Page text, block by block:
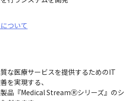
ついて
な医療サービスを提供するためのIT
を実現する、
品『Medical StreamⓇシリーズ』のシ